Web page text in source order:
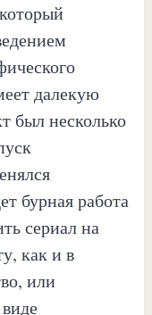
далекую
был несколько
бурная работа
сериал на
как и в
или